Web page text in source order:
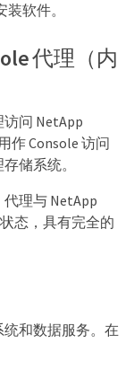
软件。
代理（内
问 NetApp
作 Console 访问
储系统。
理与 NetApp
态，具有完全的
和数据服务。在